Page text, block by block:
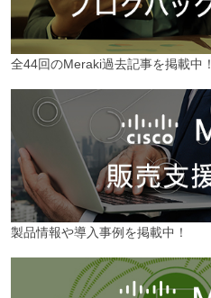
全44回のMeraki過去記事を掲載中！
製品情報や導入事例を掲載中！